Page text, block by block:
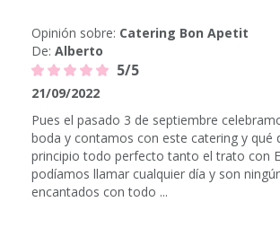
Opinión sobre: Catering Bon Apetit
De: Alberto
5/5
21/09/2022
Pues el pasado 3 de septiembre
boda y contamos con este catering y qué
principio todo perfecto tanto el trato con
podíamos llamar cualquier día y son
encantados con todo ...